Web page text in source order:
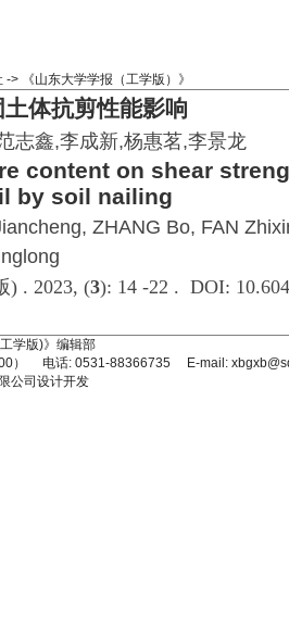
-> 《山东大学学报（工学版）》
体抗剪性能影响
志鑫,李成新,杨惠茗,李景龙
content on shear
by soil nailing
ZHANG Bo, FAN
) . 2023, (3): 14 -22 . DOI:
学版)》编辑部
） 电话: 0531-88366735 E-mail:
公司 设计开发